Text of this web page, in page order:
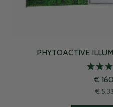
PHYTOACTIVE
€
€